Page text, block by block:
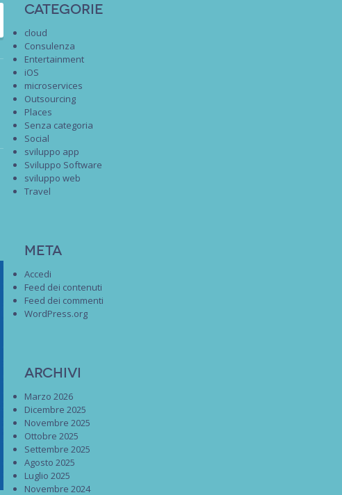
Categorie
cloud
Consulenza
Entertainment
iOS
microservices
Outsourcing
Places
Senza categoria
Social
sviluppo app
Sviluppo Software
sviluppo web
Travel
Meta
Accedi
Feed dei contenuti
Feed dei commenti
WordPress.org
Archivi
Marzo 2026
Dicembre 2025
Novembre 2025
Ottobre 2025
Settembre 2025
Agosto 2025
Luglio 2025
Novembre 2024